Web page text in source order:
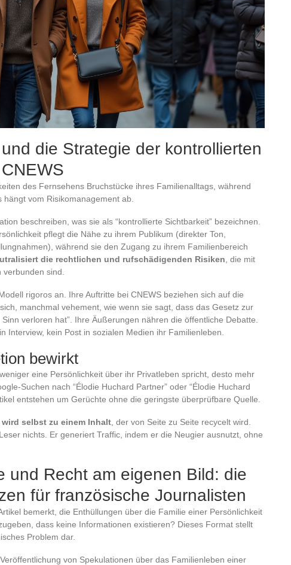
die Strategie der kontrollierten
des Fernsehens Bruchstücke ihres Familienalltags, während
vom Risikomanagement ab.
beschreiben, was sie als “kontrollierte Sichtbarkeit” bezeichnen.
pflegt die Nähe zu ihrem Publikum (direkter Ton,
während sie den Zugang zu ihrem Familienbereich
die rechtlichen und rufschädigenden Risiken , die mit
sind.
rigoros an. Ihre Auftritte bei CNEWS beziehen sich auf die
manchmal vehement, wie wenn sie sagt, dass das Gesetz zur
verloren hat”. Ihre Äußerungen nähren die öffentliche Debatte.
Interview, kein Post in sozialen Medien ihr Familienleben.
bewirkt
eine Persönlichkeit über ihr Privatleben spricht, desto mehr
Suchen nach “Élodie Huchard Partner” oder “Élodie Huchard
entstehen um Gerüchte ohne die geringste überprüfbare Quelle.
selbst zu einem Inhalt , der von Seite zu Seite recycelt wird.
nichts. Er generiert Traffic, indem er die Neugier ausnutzt, ohne
und Recht am eigenen Bild: die
für französische Journalisten
bemerkt, die Enthüllungen über die Familie einer Persönlichkeit
dass keine Informationen existieren? Dieses Format stellt
Problem dar.
von Spekulationen über das Familienleben einer